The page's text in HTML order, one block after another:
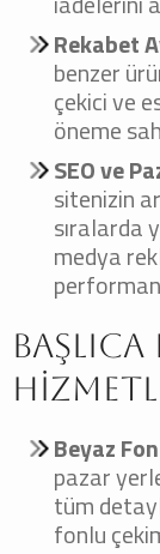
Rekabet
benzer
çekici ve
öneme
SEO ve
sitenizin
sıralarda
medya
Beyaz
pazar
tüm
fonlu